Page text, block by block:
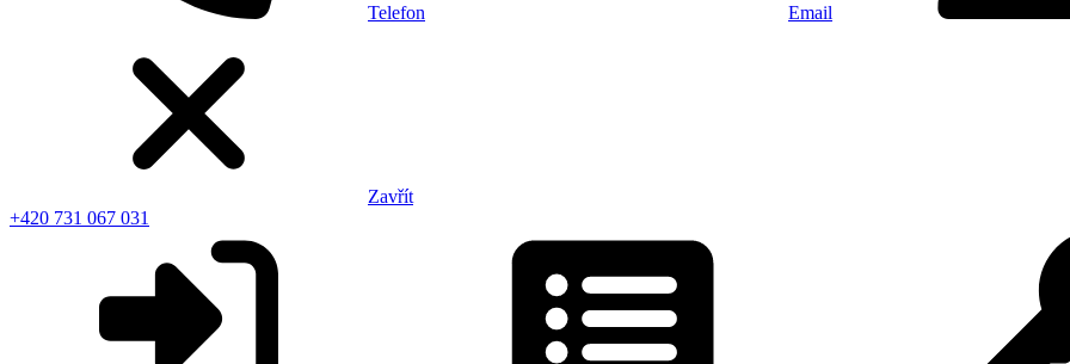
Telefon Email
Zavřít
+420 731 067 031